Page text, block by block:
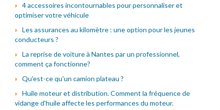
4 accessoires incontournables pour personnaliser et
optimiser votre véhicule
Les assurances au kilomètre : une option pour les jeunes
conducteurs ?
La reprise de voiture à Nantes par un professionnel,
comment ça fonctionne?
Qu'est-ce qu'un camion plateau ?
Huile moteur et distribution. Comment la fréquence de
vidange d'huile affecte les performances du moteur.